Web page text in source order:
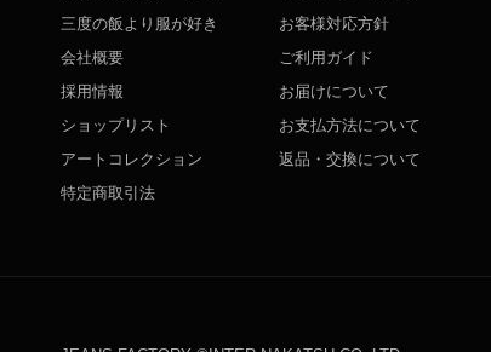
三度の飯より服が好き
会社概要
採用情報
ショップリスト
アートコレクション
特定商取引法
お客様対応方針
ご利用ガイド
お届けについて
お支払方法について
返品・交換について